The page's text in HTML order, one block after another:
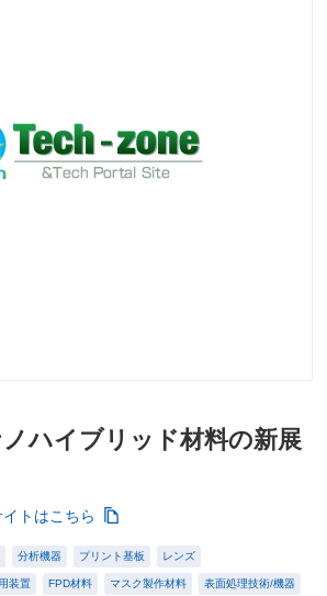
ノハイブリッド材料の新展
トはこちら
分析機器 プリント基板 レンズ
装置 FPD材料 マスク製作材料 表面処理技術/機器